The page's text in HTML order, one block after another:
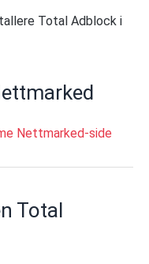
Total Adblock i
Nettmarked-side
Total